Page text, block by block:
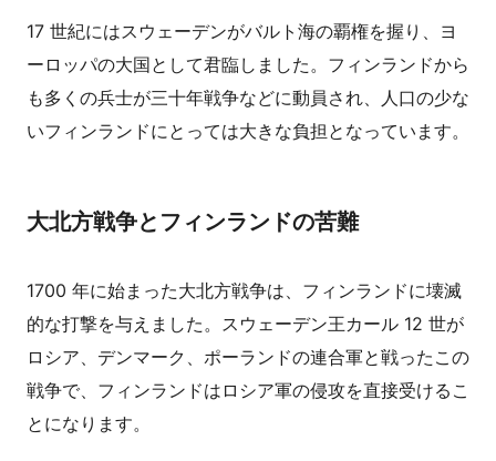
17 世紀にはスウェーデンがバルト海の覇権を握り、ヨ
ーロッパの大国として君臨しました。フィンランドから
も多くの兵士が三十年戦争などに動員され、人口の少な
いフィンランドにとっては大きな負担となっています。
大北方戦争とフィンランドの苦難
1700 年に始まった大北方戦争は、フィンランドに壊滅
的な打撃を与えました。スウェーデン王カール 12 世が
ロシア、デンマーク、ポーランドの連合軍と戦ったこの
戦争で、フィンランドはロシア軍の侵攻を直接受けるこ
とになります。